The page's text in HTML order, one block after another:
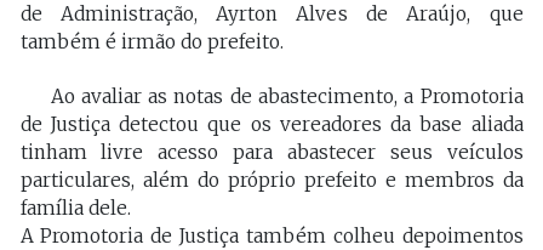
de Administração, Ayrton Alves de Araújo, que
também é irmão do prefeito.
Ao avaliar as notas de abastecimento, a Promotoria
de Justiça detectou que os vereadores da base aliada
tinham livre acesso para abastecer seus veículos
particulares, além do próprio prefeito e membros da
família dele.
A Promotoria de Justiça também colheu depoimentos